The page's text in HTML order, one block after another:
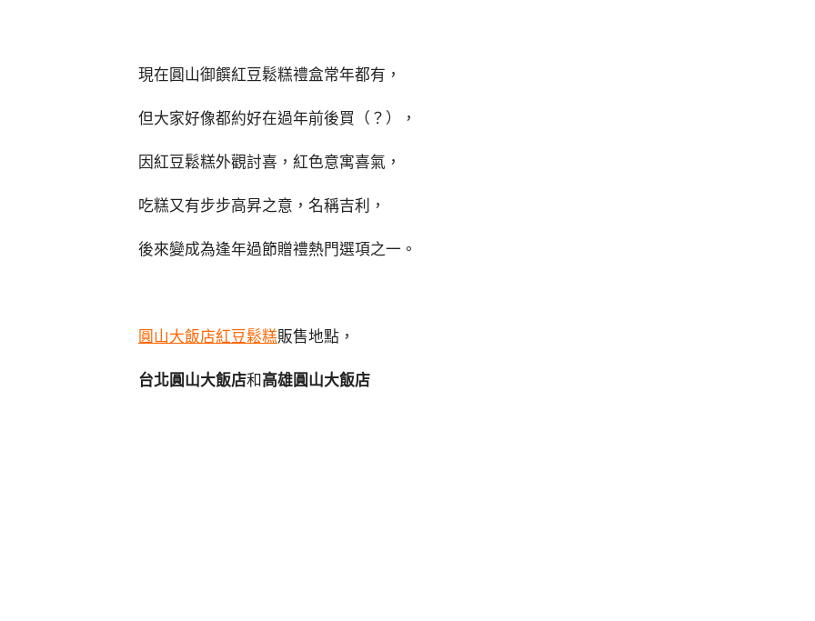
現在圓山御饌紅豆鬆糕禮盒常年都有，
但大家好像都約好在過年前後買（？），
因紅豆鬆糕外觀討喜，紅色意寓喜氣，
吃糕又有步步高昇之意，名稱吉利，
後來變成為逢年過節贈禮熱門選項之一。
圓山大飯店紅豆鬆糕販售地點，
台北圓山大飯店和 高雄圓山大飯店